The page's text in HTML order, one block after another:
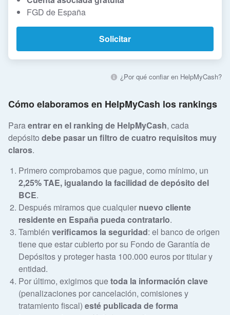
FGD de España
Solicitar
¿Por qué confiar en HelpMyCash?
Cómo elaboramos en HelpMyCash los rankings
Paraentrar en el ranking de HelpMyCash, cada
depósito debe pasar un filtro de cuatro requisitos muy
claros.
Primero comprobamos que pague, como mínimo, un
2,25% TAE, igualando la facilidad de depósito del
BCE.
Después miramos que cualquier nuevo cliente
residente en España pueda contratarlo.
También verificamos la seguridad: el banco de origen
tiene que estar cubierto por su Fondo de Garantía de
Depósitos y proteger hasta 100.000 euros por titular y
entidad.
Por último, exigimos quetoda la información clave
(penalizaciones por cancelación, comisiones y
tratamiento fiscal) esté publicada de forma